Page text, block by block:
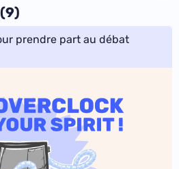
prendre part au débat